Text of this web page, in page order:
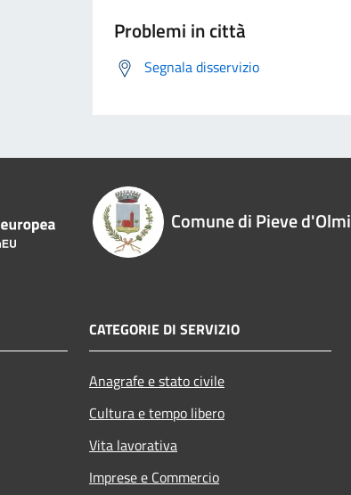
Problemi in città
Segnala disservizio
Comune di Pieve d'Olmi
CATEGORIE DI SERVIZIO
Anagrafe e stato civile
Cultura e tempo libero
Vita lavorativa
Imprese e Commercio